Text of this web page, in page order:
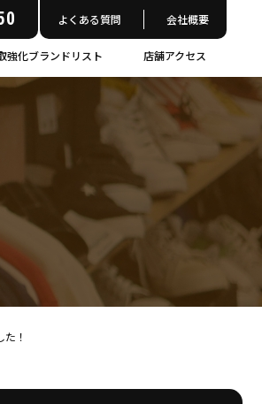
よくある質問 会社概要
強化ブランドリスト 店舗アクセス
！